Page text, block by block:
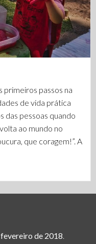
primeiros passos na
de vida prática
das pessoas quando
ao mundo no
que coragem!”. A
fevereiro de 2018.